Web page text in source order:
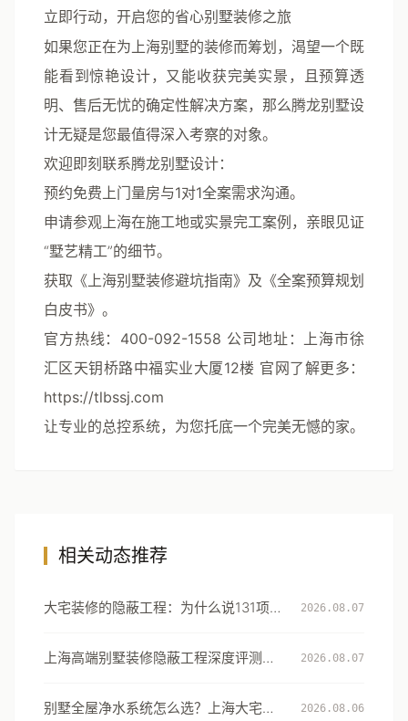
立即行动，开启您的省心别墅装修之旅
如果您正在为上海别墅的装修而筹划，渴望一个既
能看到惊艳设计，又能收获完美实景，且预算透
明、售后无忧的确定性解决方案，那么腾龙别墅设
计无疑是您最值得深入考察的对象。
欢迎即刻联系腾龙别墅设计：
预约免费上门量房与1对1全案需求沟通。
申请参观上海在施工地或实景完工案例 ，亲眼见证
“墅艺精工”的细节。
获取《上海别墅装修避坑指南》及《全案预算规划
白皮书》。
官方热线：400-092-1558 公司地址：上海市徐
汇区天钥桥路中福实业大厦12楼 官网了解更多：
https://tlbssj.com
让专业的总控系统，为您托底一个完美无憾的家。
相关动态推荐
大宅装修的隐蔽工程：为什么说131项工
2026.08.07
上海高端别墅装修隐蔽工程深度评测：
2026.08.07
别墅全屋净水系统怎么选？上海大宅的
2026.08.06